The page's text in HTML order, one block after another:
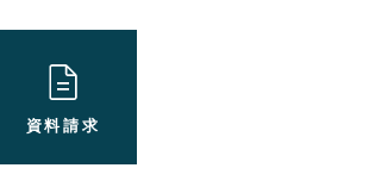
資料請求